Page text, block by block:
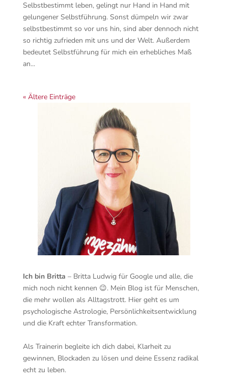
Selbstbestimmt leben, gelingt nur Hand in Hand mit
gelungener Selbstführung. Sonst dümpeln wir zwar
selbstbestimmt so vor uns hin, sind aber dennoch nicht
so richtig zufrieden mit uns und der Welt. Außerdem
bedeutet Selbstführung für mich ein erhebliches Maß
an...
« Ältere Einträge
Ich bin Britta – Britta Ludwig für Google und alle, die
mich noch nicht kennen 😉. Mein Blog ist für Menschen,
die mehr wollen als Alltagstrott. Hier geht es um
psychologische Astrologie, Persönlichkeitsentwicklung
und die Kraft echter Transformation.
Als Trainerin begleite ich dich dabei, Klarheit zu
gewinnen, Blockaden zu lösen und deine Essenz radikal
echt zu leben.